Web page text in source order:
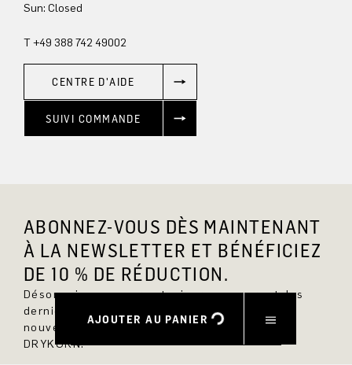
AJOUTER AU PANIER
Sun: Closed
T +49 388 742 49002
CENTRE D'AIDE
SUIVI COMMANDE
ABONNEZ-VOUS DÈS MAINTENANT
À LA NEWSLETTER ET BÉNÉFICIEZ
DE 10 % DE RÉDUCTION.
Désormais, vous serez toujours au courant des
dernières nouveautés et ne manquerez aucun
nouveau modèle dans la boutique en ligne
DRYKORN.